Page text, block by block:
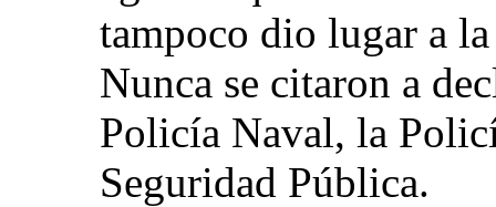
tampoco dio lugar a
Nunca se citaron a
Policía Naval, la
Seguridad Pública.